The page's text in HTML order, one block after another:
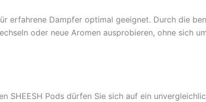
erfahrene Dampfer optimal geeignet. Durch die
oder neue Aromen ausprobieren, ohne sich
SHEESH Pods dürfen Sie sich auf ein